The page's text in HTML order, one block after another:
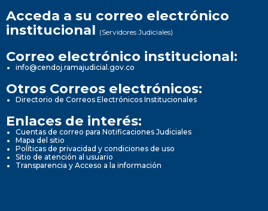
Acceda a su correo electrónico
institucional (Servidores Judiciales)
Correo electrónico institucional:
info@cendoj.ramajudicial.gov.co
Otros Correos electrónicos:
Directorio de Correos Electrónicos Institucionales
Enlaces de interés:
Cuentas de correo para Notificaciones Judiciales
Mapa del sitio
Políticas de privacidad y condiciones de uso
Sitio de atención al usuario
Transparencia y Acceso a la información